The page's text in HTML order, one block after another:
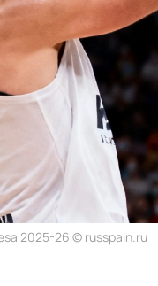
2025-26 © russpain.ru